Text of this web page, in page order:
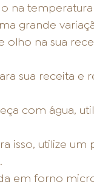
temperatura
grande
na sua
sua receita e
com água,
isso, utilize
em forno